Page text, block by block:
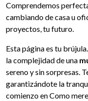
Comprendemos
cambiando de casa u
proyectos, tu futuro.
Esta página es tu
la complejidad de una
sereno y sin sorpresas.
garantizándote la
comienzo en Como